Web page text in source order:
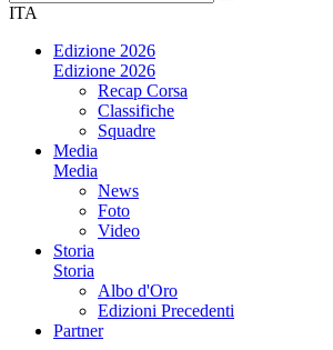
ITA
Edizione 2026
Edizione 2026
Recap Corsa
Classifiche
Squadre
Media
Media
News
Foto
Video
Storia
Storia
Albo d'Oro
Edizioni Precedenti
Partner